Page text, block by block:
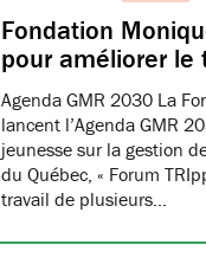
Fondation
pour améliorer le
Agenda GMR 2030 La
lancent l’Agenda GMR
jeunesse sur la gestion
du Québec, « Forum
travail de plusieurs…